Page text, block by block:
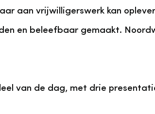
aan vrijwilligerswerk kan
en beleefbaar gemaakt.
van de dag, met drie